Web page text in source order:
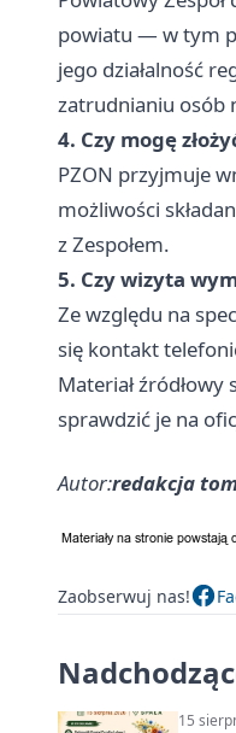
powiatu — w tym
jego działalność
zatrudnianiu osób
4. Czy mogę
PZON przyjmuje
możliwości
z Zespołem.
5. Czy wizyta
Ze względu na
się kontakt
Materiał
sprawdzić je na
Autor:redakcja
Zaobserwuj nas!
15